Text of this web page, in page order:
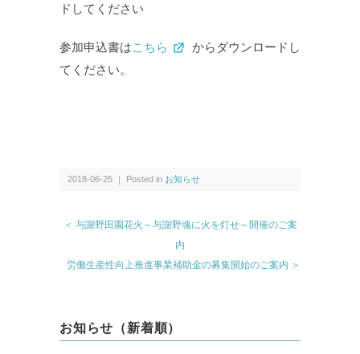
ドしてください
参加申込書はこちら
からダウンロードし
てください。
2018-06-25 ｜ Posted in お知らせ
＜ 与謝野田園花火～与謝野魂に火を灯せ～開催のご案
内
労働生産性向上推進事業補助金の募集開始のご案内 ＞
お知らせ（新着順）